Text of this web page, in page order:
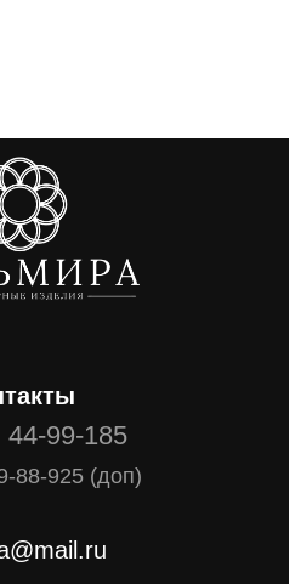
44-99-185
88-925 (доп)